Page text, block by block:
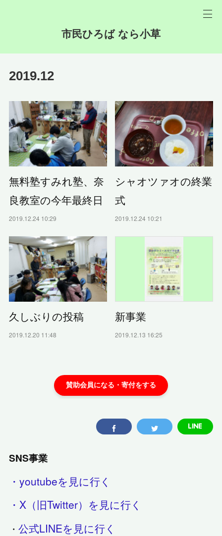
市民ひろば なら小草
2019.12
無料塾すみれ塾、奈
良教室の今年最終日
2019.12.24 10:29
シャオツァオの終業
式
2019.12.24 10:21
久しぶりの投稿
2019.12.20 11:48
新事業
2019.12.13 16:25
SNS事業
・youtubeを見に行く
・X（旧Twitter）を見に行く
・公式LINEを見に行く